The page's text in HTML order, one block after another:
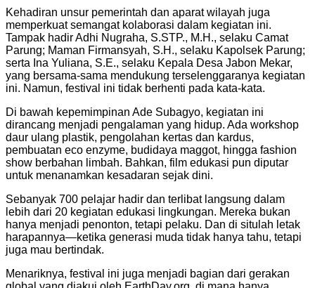
Kehadiran unsur pemerintah dan aparat wilayah juga
memperkuat semangat kolaborasi dalam kegiatan ini.
Tampak hadir Adhi Nugraha, S.STP., M.H., selaku Camat
Parung; Maman Firmansyah, S.H., selaku Kapolsek Parung;
serta Ina Yuliana, S.E., selaku Kepala Desa Jabon Mekar,
yang bersama-sama mendukung terselenggaranya kegiatan
ini. Namun, festival ini tidak berhenti pada kata-kata.
Di bawah kepemimpinan Ade Subagyo, kegiatan ini
dirancang menjadi pengalaman yang hidup. Ada workshop
daur ulang plastik, pengolahan kertas dan kardus,
pembuatan eco enzyme, budidaya maggot, hingga fashion
show berbahan limbah. Bahkan, film edukasi pun diputar
untuk menanamkan kesadaran sejak dini.
Sebanyak 700 pelajar hadir dan terlibat langsung dalam
lebih dari 20 kegiatan edukasi lingkungan. Mereka bukan
hanya menjadi penonton, tetapi pelaku. Dan di situlah letak
harapannya—ketika generasi muda tidak hanya tahu, tetapi
juga mau bertindak.
Menariknya, festival ini juga menjadi bagian dari gerakan